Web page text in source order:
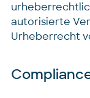
autorisierte
Urheberrecht